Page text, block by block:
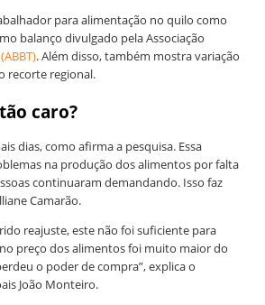
para alimentação no quilo como
balanço divulgado pela Associação
(ABBT). Além disso, também mostra variação
recorte regional.
caro?
dias, como afirma a pesquisa. Essa
na produção dos alimentos por falta
continuaram demandando. Isso faz
Camarão.
reajuste, este não foi suficiente para
preço dos alimentos foi muito maior do
o poder de compra”, explica o
João Monteiro.